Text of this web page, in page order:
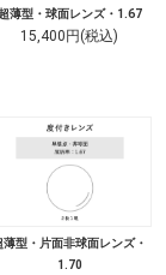
薄型・球面レンズ・1.67
15,400円(税込)
薄型・片面非球面レンズ・
1.70